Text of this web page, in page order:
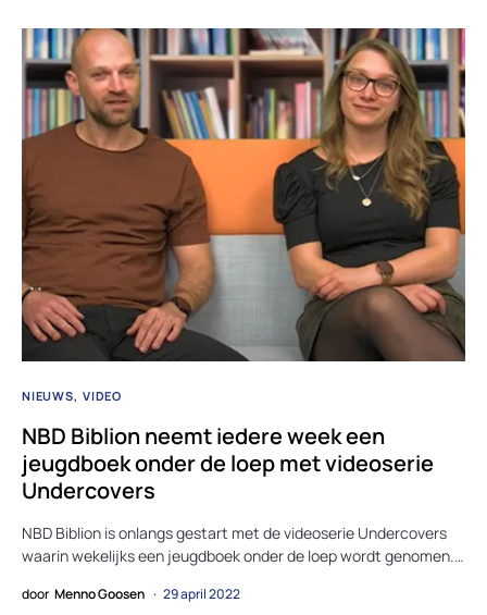
NIEUWS VIDEO
NBD Biblion neemt iedere week een
jeugdboek onder de loep met videoserie
Undercovers
NBD Biblion is onlangs gestart met de videoserie Undercovers
waarin wekelijks een jeugdboek onder de loep wordt genomen.…
door Menno Goosen 29 april 2022